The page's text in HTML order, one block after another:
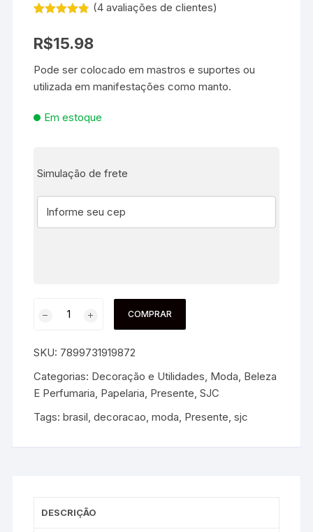
como
de 5, com
em
avaliações
de clientes
(4 avaliações de clientes)
R$15.98
Pode ser colocado em mastros e suportes ou
utilizada em manifestações como manto.
Em estoque
Simulação de frete
COMPRAR
SKU: 7899731919872
Categorias: Decoração e Utilidades Moda, Beleza
E Perfumaria Papelaria Presente ,SJC
Tags:brasil ,decoracao ,moda Presente ,sjc
DESCRIÇÃO